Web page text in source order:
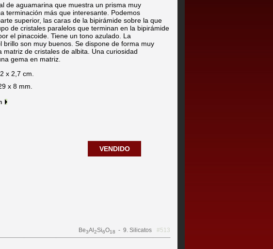
de aguamarina que muestra un prisma muy
terminación más que interesante. Podemos
superior, las caras de la bipirámide sobre la que
de cristales paralelos que terminan en la bipirámide
el pinacoide. Tiene un tono azulado. La
brillo son muy buenos. Se dispone de forma muy
matriz de cristales de albita. Una curiosidad
gema en matriz.
x 2,7 cm.
x 8 mm.
VENDIDO
Be3Al2Si6O18 - 9. Silicatos
#513